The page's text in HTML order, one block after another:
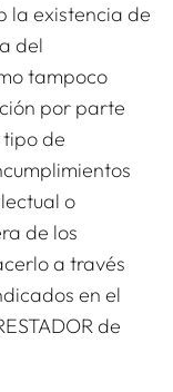
la existencia de
del
tampoco
por parte
de
o
de los
a través
en el
de